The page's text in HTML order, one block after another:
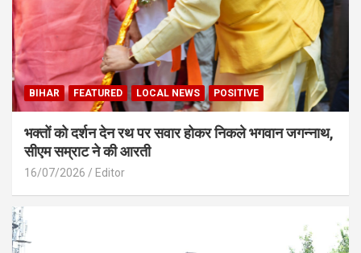
BIHAR FEATURED LOCAL NEWS POSITIVE
भक्तों को दर्शन देन रथ पर सवार होकर निकले भगवान जगन्नाथ,
सीएम सम्राट ने की आरती
16/07/2026 Editor